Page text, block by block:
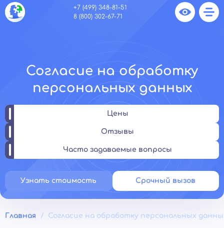
+7 (499) 348-81-51
8 (800) 302-67-71
Согласие на обработку
персональных данных
Цены
Отзывы
Часто задаваемые вопросы
Узнать стоимость Срочный вызов
Главная Согласие на обработку персональных